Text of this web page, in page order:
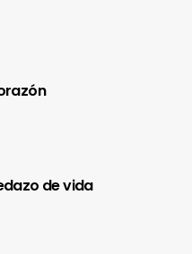
de vida